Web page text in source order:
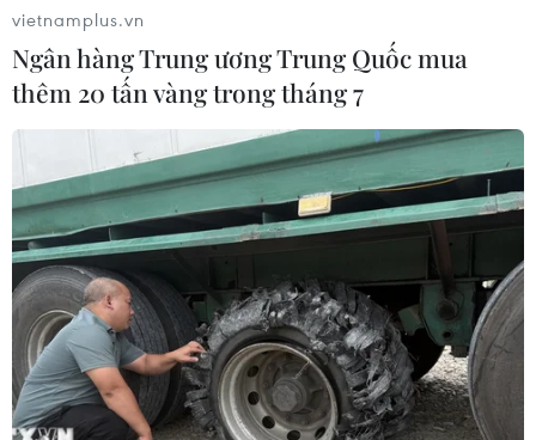
Triển lãm cung cấp nhiều thông tin ít người biết về Di tích Quốc
gia đặc biệt Văn Miếu-Quốc Tử Giám.
vietnamplus.vn
Ngân hàng Trung ương Trung Quốc mua
thêm 20 tấn vàng trong tháng 7